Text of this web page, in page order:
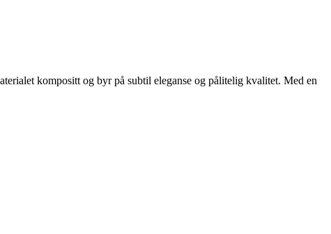
kompositt og byr på subtil eleganse og pålitelig kvalitet. Med en